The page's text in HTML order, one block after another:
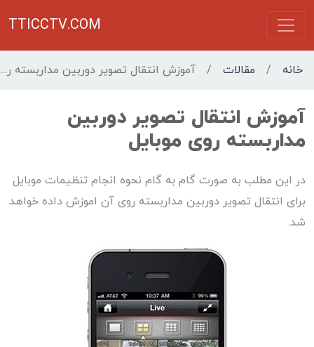
TTICCTV.COM
خانه / مقالات / آموزش انتقال تصویر دوربین مداربسته روی موبایل
آموزش انتقال تصویر دوربین
مداربسته روی موبایل
در این مطلب به صورت گام به گام نحوه انجام تنظیمات موبایل
برای انتقال تصویر دوربین مداربسته روی آن اموزش داده خواهد
شد.